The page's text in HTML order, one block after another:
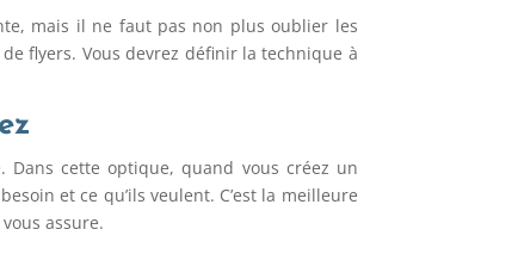
mais il ne faut pas non plus oublier les
flyers. Vous devrez définir la technique à
Dans cette optique, quand vous créez un
et ce qu’ils veulent. C’est la meilleure
assure.